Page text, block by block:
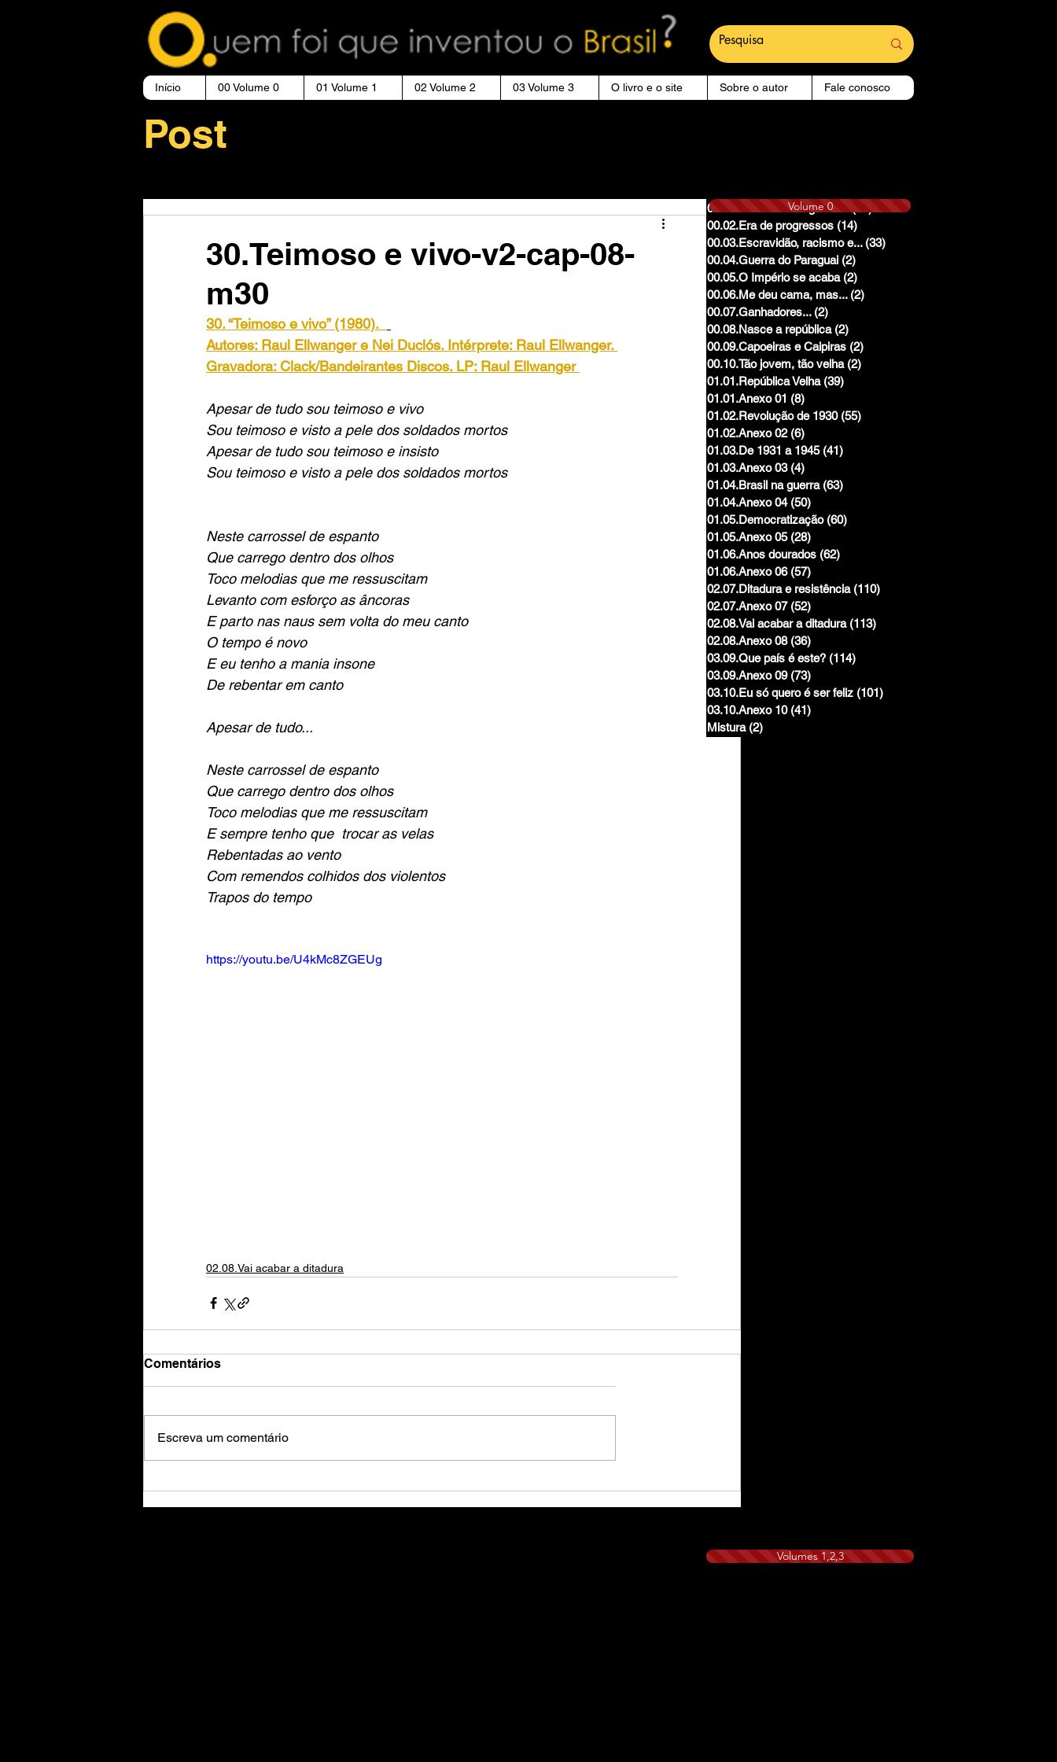
Início 00 Volume 0 01 Volume 1 02 Volume 2 03 Volume 3 O livro e o site Sobre o autor Fale conosco
Post
30.Teimoso e vivo-v2-cap-08-
m30
30. “Teimoso e vivo” (1980).
Autores: Raul Ellwanger e Nei Duclós. Intérprete: Raul Ellwanger.
Gravadora: Clack/Bandeirantes Discos. LP: Raul Ellwanger
Apesar de tudo sou teimoso e vivo
Sou teimoso e visto a pele dos soldados mortos
Apesar de tudo sou teimoso e insisto
Sou teimoso e visto a pele dos soldados mortos
Neste carrossel de espanto
Que carrego dentro dos olhos
Toco melodias que me ressuscitam
Levanto com esforço as âncoras
E parto nas naus sem volta do meu canto
O tempo é novo
E eu tenho a mania insone
De rebentar em canto
Apesar de tudo...
Neste carrossel de espanto
Que carrego dentro dos olhos
Toco melodias que me ressuscitam
E sempre tenho que  trocar as velas
Rebentadas ao vento
Com remendos colhidos dos violentos
Trapos do tempo
https://youtu.be/U4kMc8ZGEUg
02.08.Vai acabar a ditadura
Comentários
Escreva um comentário
00.01.Reinado e Regencias
14 posts
00.02.Era de progressos (14)
00.03.Escravidão, racismo e... (33)
00.04.Guerra do Paraguai (2)
00.05.O Império se acaba (2)
00.06.Me deu cama, mas... (2)
00.07.Ganhadores... (2)
00.08.Nasce a república (2)
00.09.Capoeiras e Caipiras (2)
00.10.Tão jovem, tão velha (2)
01.01.República Velha (39)
01.01.Anexo 01 (8)
01.02.Revolução de 1930 (55)
01.02.Anexo 02 (6)
01.03.De 1931 a 1945 (41)
01.03.Anexo 03 (4)
01.04.Brasil na guerra (63)
01.04.Anexo 04 (50)
01.05.Democratização (60)
01.05.Anexo 05 (28)
01.06.Anos dourados (62)
01.06.Anexo 06 (57)
02.07.Ditadura e resistência (110)
02.07.Anexo 07 (52)
02.08.Vai acabar a ditadura (113)
02.08.Anexo 08 (36)
03.09.Que país é este? (114)
03.09.Anexo 09 (73)
03.10.Eu só quero é ser feliz (101)
03.10.Anexo 10 (41)
Mistura (2)
Volume 0
Volumes 1,2,3